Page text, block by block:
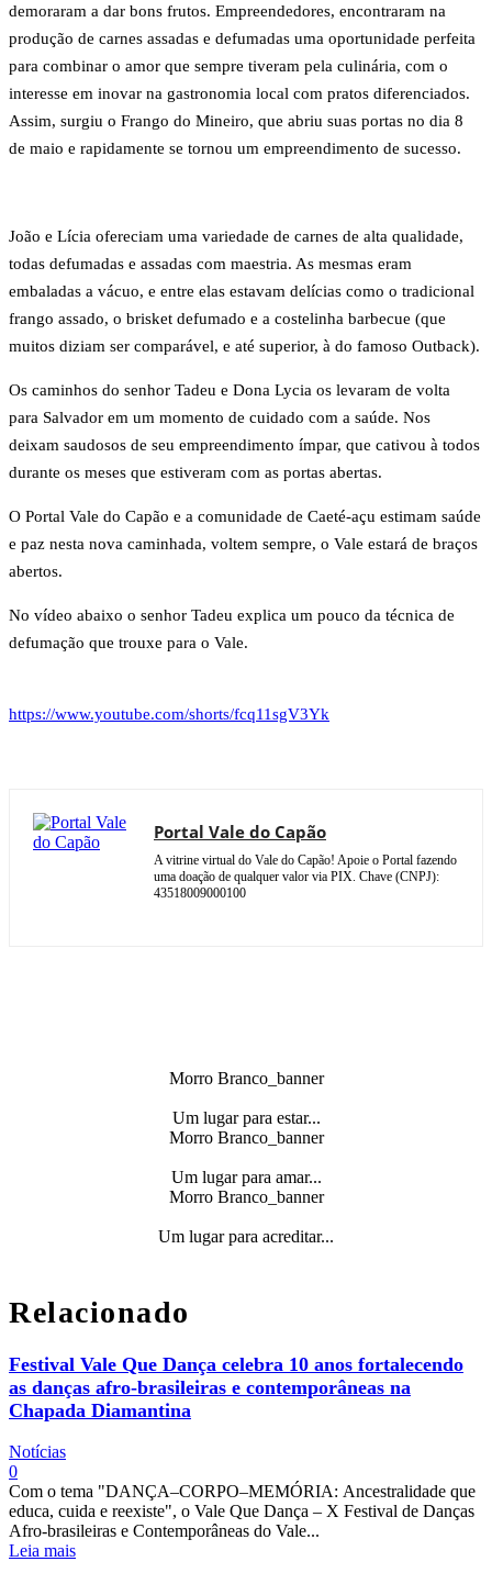
demoraram a dar bons frutos. Empreendedores, encontraram na
produção de carnes assadas e defumadas uma oportunidade perfeita
para combinar o amor que sempre tiveram pela culinária, com o
interesse em inovar na gastronomia local com pratos diferenciados.
Assim, surgiu o Frango do Mineiro, que abriu suas portas no dia 8
de maio e rapidamente se tornou um empreendimento de sucesso.
João e Lícia ofereciam uma variedade de carnes de alta qualidade,
todas defumadas e assadas com maestria. As mesmas eram
embaladas a vácuo, e entre elas estavam delícias como o tradicional
frango assado, o brisket defumado e a costelinha barbecue (que
muitos diziam ser comparável, e até superior, à do famoso Outback).
Os caminhos do senhor Tadeu e Dona Lycia os levaram de volta
para Salvador em um momento de cuidado com a saúde. Nos
deixam saudosos de seu empreendimento ímpar, que cativou à todos
durante os meses que estiveram com as portas abertas.
O Portal Vale do Capão e a comunidade de Caeté-açu estimam saúde
e paz nesta nova caminhada, voltem sempre, o Vale estará de braços
abertos.
No vídeo abaixo o senhor Tadeu explica um pouco da técnica de
defumação que trouxe para o Vale.
https://www.youtube.com/shorts/fcq11sgV3Yk
Portal Vale do Capão
A vitrine virtual do Vale do Capão! Apoie o Portal fazendo
uma doação de qualquer valor via PIX. Chave (CNPJ):
43518009000100
Morro Branco_banner
Um lugar para estar...
Morro Branco_banner
Um lugar para amar...
Morro Branco_banner
Um lugar para acreditar...
Relacionado
Festival Vale Que Dança celebra 10 anos fortalecendo
as danças afro-brasileiras e contemporâneas na
Chapada Diamantina
Notícias
0
Com o tema "DANÇA–CORPO–MEMÓRIA: Ancestralidade que
educa, cuida e reexiste", o Vale Que Dança – X Festival de Danças
Afro-brasileiras e Contemporâneas do Vale...
Leia mais